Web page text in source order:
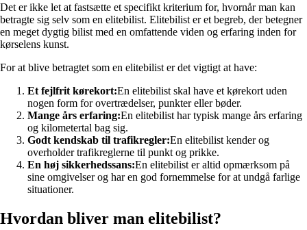
Det er ikke let at fastsætte et specifikt kriterium for, hvornår man kan
betragte sig selv som en elitebilist. Elitebilist er et begreb, der betegner
en meget dygtig bilist med en omfattende viden og erfaring inden for
kørselens kunst.
For at blive betragtet som en elitebilist er det vigtigt at have:
Et fejlfrit kørekort:En elitebilist skal have et kørekort uden
nogen form for overtrædelser, punkter eller bøder.
Mange års erfaring:En elitebilist har typisk mange års erfaring
og kilometertal bag sig.
Godt kendskab til trafikregler:En elitebilist kender og
overholder trafikreglerne til punkt og prikke.
En høj sikkerhedssans:En elitebilist er altid opmærksom på
sine omgivelser og har en god fornemmelse for at undgå farlige
situationer.
Hvordan bliver man elitebilist?